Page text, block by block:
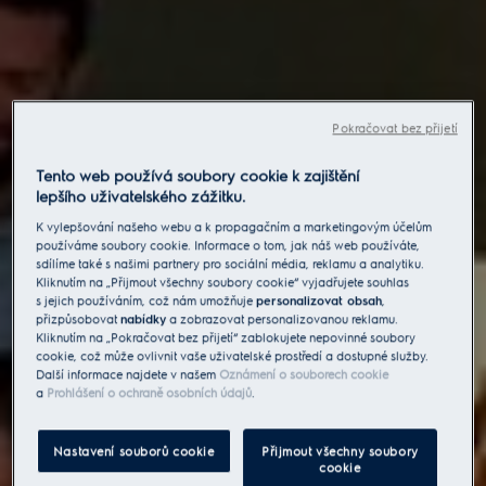
Tento web používá soubory cookie k zajištění
lepšího uživatelského zážitku.
K vylepšování našeho webu a k propagačním a marketingovým účelům
používáme soubory cookie. Informace o tom, jak náš web používáte,
sdílíme také s našimi partnery pro sociální média, reklamu a analytiku.
Kliknutím na „Přijmout všechny soubory cookie“ vyjadřujete souhlas
s jejich používáním, což nám umožňujepersonalizovat obsah
přizpůsobovatnabídky a zobrazovat personalizovanou reklamu.
Kliknutím na „Pokračovat bez přijetí“ zablokujete nepovinné soubory
cookie, což může ovlivnit vaše uživatelské prostředí a dostupné služby.
Další informace najdete v našem Oznámení o souborech cookie
a Prohlášení o ochraně osobních údajů
Nastavení souborů cookie
Přijmout všechny soubory
cookie
Pokračovat bez přijetí